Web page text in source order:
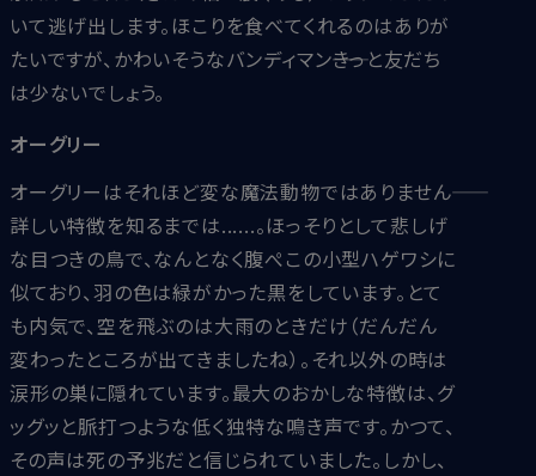
いて逃げ出します。ほこりを食べてくれるのはありが
たいですが、かわいそうなバンディマン――きっと友だち
は少ないでしょう。
オーグリー
オーグリーはそれほど変な魔法動物ではありません――
詳しい特徴を知るまでは......。ほっそりとして悲しげ
な目つきの鳥で、なんとなく腹ぺこの小型ハゲワシに
似ており、羽の色は緑がかった黒をしています。とて
も内気で、空を飛ぶのは大雨のときだけ（だんだん
変わったところが出てきましたね）。それ以外の時は
涙形の巣に隠れています。最大のおかしな特徴は、グ
ッグッと脈打つような低く独特な鳴き声です。かつて、
その声は死の予兆だと信じられていました。しかし、